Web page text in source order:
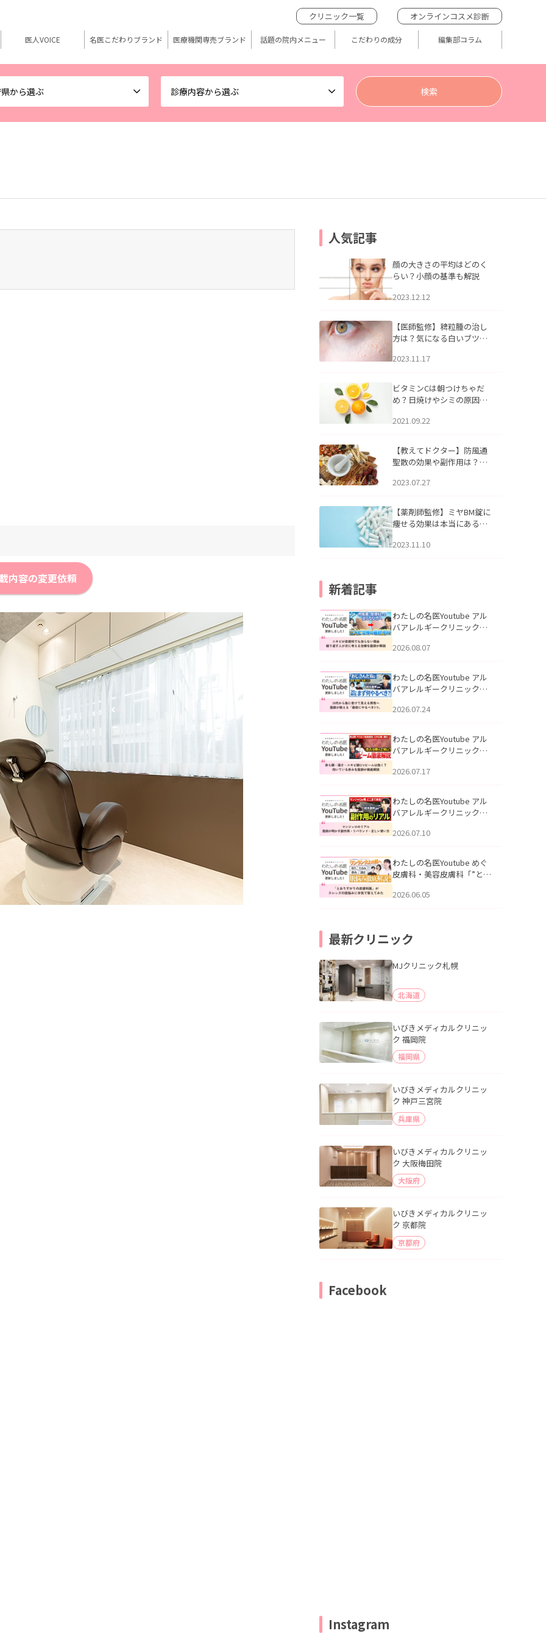
から選ぶ 診療内容から選ぶ
クリニック一覧 オンラインコスメ診断
医人VOICE 名医こだわりブランド 医療機関専売ブランド 話題の院内メニュー こだわりの成分 編集部コラム
内容の変更依頼
人気記事
顔の大きさの平均はどのく
らい？小顔の基準も解説
2023.12.12
【医師監修】稗粒腫の治し
方は？気になる白いブツブ
アについて
2023.11.17
ビタミンCは朝つけちゃだ
め？日焼けやシミの原因に
2021.09.22
【教えてドクター】防風通
聖散の効果や副作用は？長
2023.07.27
【薬剤師監修】ミヤBM錠に
痩せる効果は本当にある
2023.11.10
新着記事
わたしの名医Youtube アル
バアレルギークリニック札
らない理由｜繰り返す人が
説」を公開いたしました。
2026.08.07
わたしの名医Youtube アル
バアレルギークリニック札
える男性へ｜医師が教える
公開いたしました。
2026.07.24
わたしの名医Youtube アル
バアレルギークリニック札
跡にVビームは効く？向いて
説」を公開いたしました。
2026.07.17
わたしの名医Youtube アル
バアレルギークリニック札
医師が明かす副作用・リバ
公開いたしました。
2026.07.10
わたしの名医Youtube めぐ
皮膚科・美容皮膚科「”とお
ッズの肌悩みに本気で答え
2026.06.05
最新クリニック
MJクリニック札幌
北海道
いびきメディカルクリニッ
ク 福岡院
福岡県
いびきメディカルクリニッ
ク 神戸三宮院
兵庫県
いびきメディカルクリニッ
ク 大阪梅田院
大阪府
いびきメディカルクリニッ
ク 京都院
京都府
Facebook
Instagram